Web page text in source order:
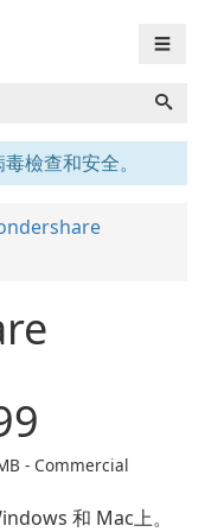
☰
檢查和安全。
- Commercial
和 Mac上。